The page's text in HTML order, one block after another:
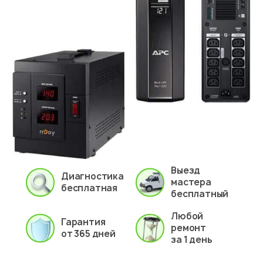
Диагностика
бесплатная
Выезд
мастера
бесплатный
Гарантия
от 365 дней
Любой
ремонт
за 1 день